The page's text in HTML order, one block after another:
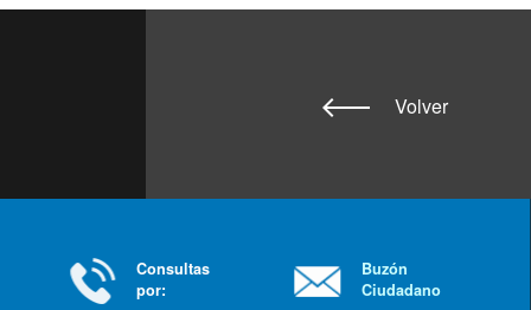
Volver
Consultas
por:
Buzón
Ciudadano